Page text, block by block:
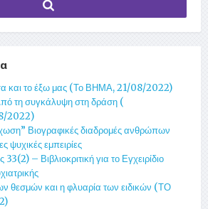
και το έξω μας (Το ΒΗΜΑ, 21/08/2022)
τη συγκάλυψη στη δράση (
2022)
Βιογραφικές διαδρομές ανθρώπων
ψυχικές εμπειρίες
– Βιβλιοκριτική για το Εγχειρίδιο
θεσμών και η φλυαρία των ειδικών (ΤΟ